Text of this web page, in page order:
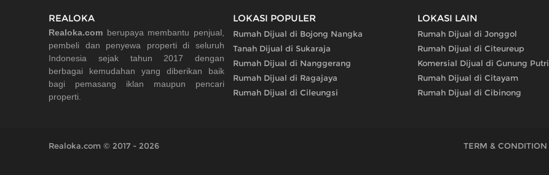
REALOKA
Realoka.com berupaya membantu penjual,
pembeli dan penyewa properti di seluruh
Indonesia sejak tahun 2017 dengan
berbagai kemudahan yang diberikan baik
bagi pemasang iklan maupun pencari
properti.
LOKASI POPULER
Rumah Dijual di Bojong Nangka
Tanah Dijual di Sukaraja
Rumah Dijual di Nanggerang
Rumah Dijual di Ragajaya
Rumah Dijual di Cileungsi
LOKASI LAIN
Rumah Dijual di Jonggol
Rumah Dijual di Citeureup
Komersial Dijual di Gunung Putri
Rumah Dijual di Citayam
Rumah Dijual di Cibinong
Realoka.com © 2017 - 2026 TERM & CONDITION